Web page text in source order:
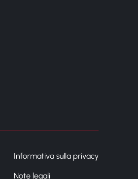
Informativa sulla privacy
Note legali